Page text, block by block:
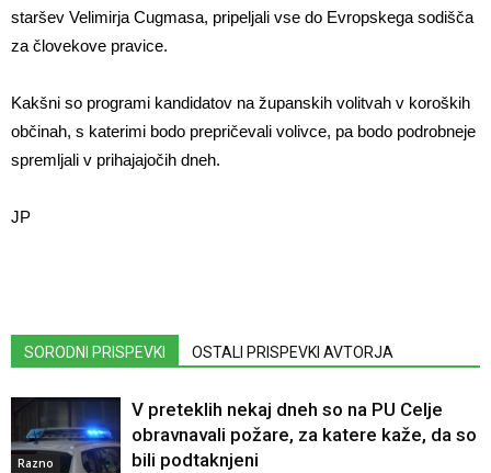
staršev Velimirja Cugmasa, pripeljali vse do Evropskega sodišča
za človekove pravice.
Kakšni so programi kandidatov na županskih volitvah v koroških
občinah, s katerimi bodo prepričevali volivce, pa bodo podrobneje
spremljali v prihajajočih dneh.
JP
SORODNI PRISPEVKI OSTALI PRISPEVKI AVTORJA
Razno
V preteklih nekaj dneh so na PU Celje
obravnavali požare, za katere kaže, da so
bili podtaknjeni